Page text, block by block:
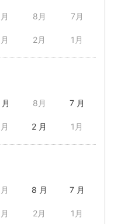
8月 7月
2月 1月
8月 7 月
2 月 1月
8 月 7 月
2月 1月